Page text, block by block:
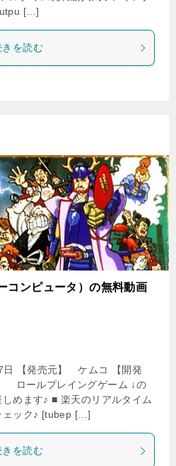
[…]
きを読む
コンピュータ）の無料動画
日 【発売元】 ケムコ 【開発
ロールプレイングゲーム ↓の
めます♪ ■ 楽天のリアルタイム
ェック♪ [tubep […]
きを読む